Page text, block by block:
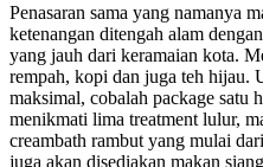
Penasaran sama yang namanya
ketenangan ditengah alam
yang jauh dari keramaian kota.
rempah, kopi dan juga teh hijau.
maksimal, cobalah package satu
menikmati lima treatment lulur,
creambath rambut yang mulai
juga akan disediakan makan